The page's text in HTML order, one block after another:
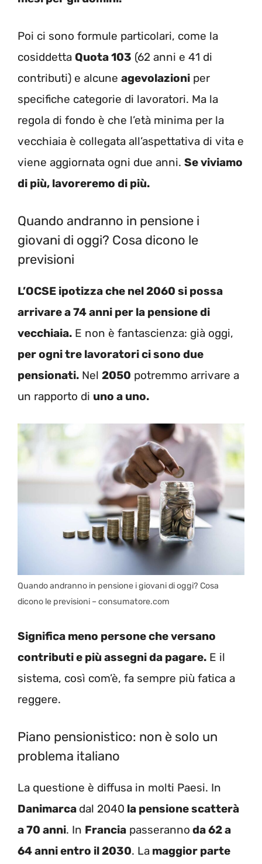
Poi ci sono formule particolari, come la
cosiddetta Quota 103 (62 anni e 41 di
contributi) e alcune agevolazioni per
specifiche categorie di lavoratori. Ma la
regola di fondo è che l’età minima per la
vecchiaia è collegata all’aspettativa di vita e
viene aggiornata ogni due anni. Se viviamo
di più, lavoreremo di più.
Quando andranno in pensione i
giovani di oggi? Cosa dicono le
previsioni
L’OCSE ipotizza che nel 2060 si possa
arrivare a 74 anni per la pensione di
vecchiaia. E non è fantascienza: già oggi,
per ogni tre lavoratori ci sono due
pensionati. Nel 2050 potremmo arrivare a
un rapporto di uno a uno.
Quando andranno in pensione i giovani di oggi? Cosa
dicono le previsioni – consumatore.com
Significa meno persone che versano
contributi e più assegni da pagare. E il
sistema, così com’è, fa sempre più fatica a
reggere.
Piano pensionistico: non è solo un
problema italiano
La questione è diffusa in molti Paesi. In
Danimarca dal 2040 la pensione scatterà
a 70 anni. In Francia passeranno da 62 a
64 anni entro il 2030. La maggior parte